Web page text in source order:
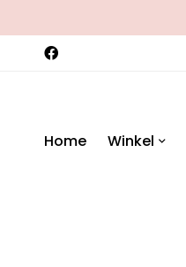
Home Winkel